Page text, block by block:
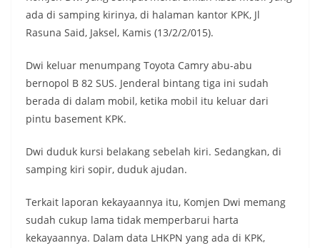
ada di samping kirinya, di halaman kantor KPK, Jl
Rasuna Said, Jaksel, Kamis (13/2/2/015).
Dwi keluar menumpang Toyota Camry abu-abu
bernopol B 82 SUS. Jenderal bintang tiga ini sudah
berada di dalam mobil, ketika mobil itu keluar dari
pintu basement KPK.
Dwi duduk kursi belakang sebelah kiri. Sedangkan, di
samping kiri sopir, duduk ajudan.
Terkait laporan kekayaannya itu, Komjen Dwi memang
sudah cukup lama tidak memperbarui harta
kekayaannya. Dalam data LHKPN yang ada di KPK,